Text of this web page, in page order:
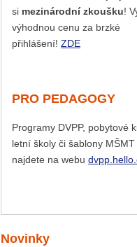
si mezinárodní zkoušku!
výhodnou cenu za brzké
přihlášení! ZDE
PRO PEDAGOGY
Programy DVPP, pobytové
letní školy či šablony MŠMT
najdete na webu
Novinky